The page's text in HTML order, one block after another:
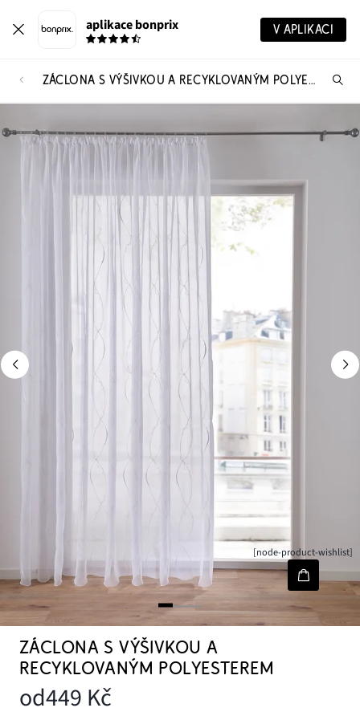
aplikace bonprix V APLIKACI
ZÁCLONA S VÝŠIVKOU A RECYKLOVANÝM POLYESTEREM
[node-product-wishlist]
ZÁCLONA S VÝŠIVKOU A
RECYKLOVANÝM POLYESTEREM
od449 Kč